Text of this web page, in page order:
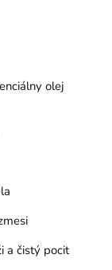
olej
a čistý pocit